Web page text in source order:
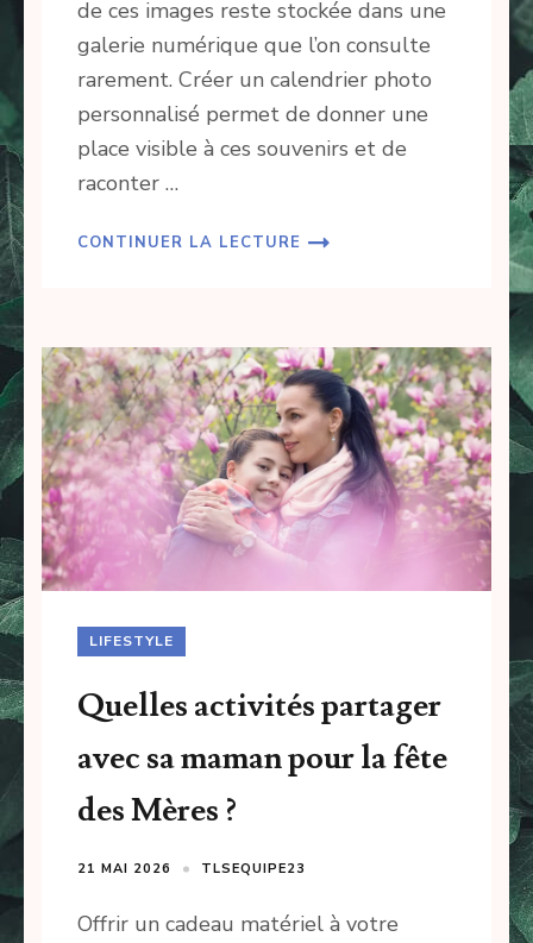
de ces images reste stockée dans une
galerie numérique que l’on consulte
rarement. Créer un calendrier photo
personnalisé permet de donner une
place visible à ces souvenirs et de
raconter …
CONTINUER LA LECTURE
LIFESTYLE
Quelles activités partager
avec sa maman pour la fête
des Mères ?
21 MAI 2026 TLSEQUIPE23
Offrir un cadeau matériel à votre